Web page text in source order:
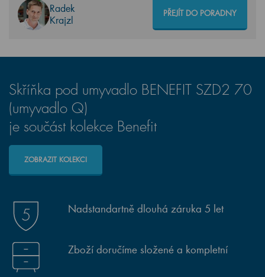
Radek
Krajzl
PŘEJÍT DO PORADNY
Skříňka pod umyvadlo BENEFIT SZD2 70
(umyvadlo Q)
je součást kolekce Benefit
ZOBRAZIT KOLEKCI
Nadstandartně dlouhá záruka 5 let
Zboží doručíme složené a kompletní